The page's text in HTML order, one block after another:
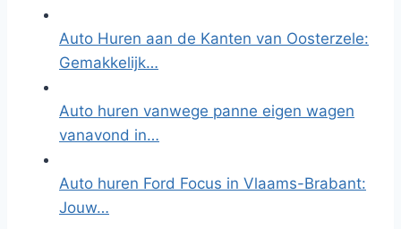
Auto Huren aan de Kanten van Oosterzele:
Gemakkelijk…
Auto huren vanwege panne eigen wagen
vanavond in…
Auto huren Ford Focus in Vlaams-Brabant:
Jouw…